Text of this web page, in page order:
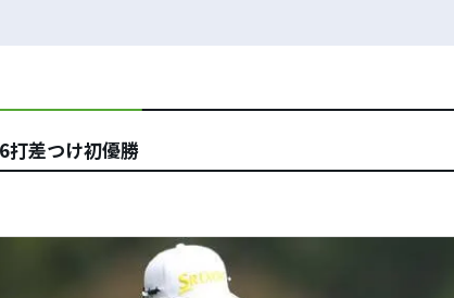
差つけ初優勝